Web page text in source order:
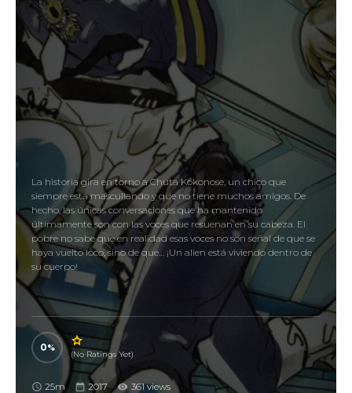
La historia gira en torno a Chuta Kokonose, un chico que
siempre está mascullando y que no tiene muchos amigos. De
hecho, las únicas conversaciones que ha mantenido
últimamente son con las voces que resuenan en su cabeza. El
pobre no sabe que en realidad esas voces no son señal de que se
haya vuelto loco, sino de que… ¡Un alien está viviendo dentro de
su cuerpo!
0
(No Ratings Yet)
25m 2017 361 views